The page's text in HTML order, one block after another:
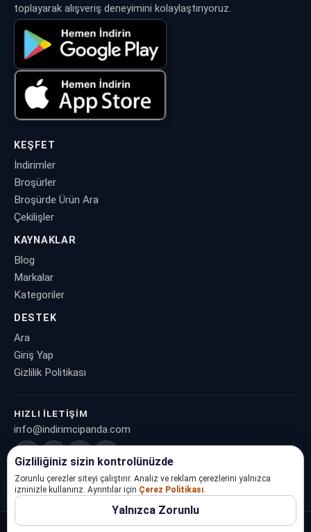
Gizliliğiniz sizin kontrolünüzde
Zorunlu çerezler siteyi çalıştırır. Analiz ve reklam çerezlerini yalnızca
izninizle kullanırız. Ayrıntılar için Çerez Politikası.
Yalnızca Zorunlu
toplayarak alışveriş deneyimini kolaylaştırıyoruz.
KEŞFET
İndirimler
Broşürler
Broşürde Ürün Ara
Çekilişler
KAYNAKLAR
Blog
Markalar
Kategoriler
DESTEK
Ara
Giriş Yap
Gizlilik Politikası
HIZLI İLETIŞIM
info@indirimcipanda.com